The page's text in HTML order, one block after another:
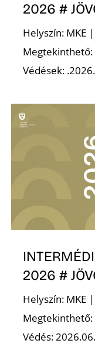
2026 #
Helyszín: MKE
Megtekinthető:
Védések:
2026 #
Helyszín: MKE
Megtekinthető:
Védés: